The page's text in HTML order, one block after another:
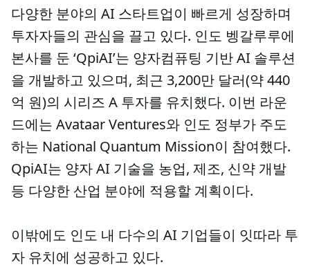
다양한 분야의 AI 스타트업이 빠르게 성장하며
투자자들의 관심을 끌고 있다. 인도 벵갈루루에
본사를 둔 ‘QpiAI’는 양자컴퓨팅 기반 AI 솔루션
을 개발하고 있으며, 최근 3,200만 달러(약 440
억 원)의 시리즈 A 투자를 유치했다. 이번 라운
드에는 Avataar Ventures와 인도 정부가 주도
하는 National Quantum Mission이 참여했다.
QpiAI는 양자 AI 기술을 농업, 제조, 신약 개발
등 다양한 산업 분야에 적용할 계획이다.
이밖에도 인도 내 다수의 AI 기업들이 잇따라 투
자 유치에 성공하고 있다.